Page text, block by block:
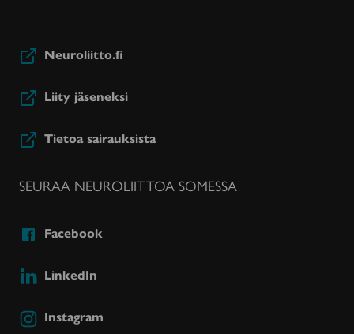
Neuroliitto.fi
Liity jäseneksi
Tietoa sairauksista
SEURAA NEUROLIITTOA SOMESSA
Facebook
LinkedIn
Instagram